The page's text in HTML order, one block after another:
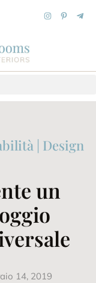
| Design
un
14, 2019